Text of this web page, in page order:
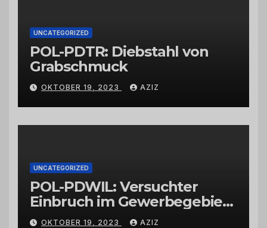
UNCATEGORIZED
POL-PDTR: Diebstahl von
Grabschmuck
OKTOBER 19, 2023 AZIZ
UNCATEGORIZED
POL-PDWIL: Versuchter
Einbruch im Gewerbegebiet
Wittlich
OKTOBER 19, 2023 AZIZ